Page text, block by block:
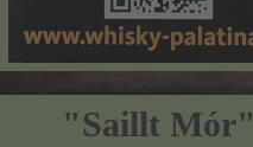
"Saillt Mór"